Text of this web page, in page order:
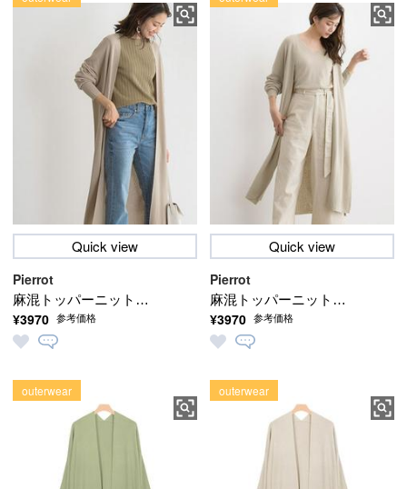
Quick view
麻混トッパーニットカ
ーディガン【2021春新
色】[72h限定
(3/8 9:59まで)【3月11日
頃より順次発送】
Pierrot
¥3970 参考価格
Quick view
麻混トッパーニットカ
ーディガン【2021春新
色】[72h限定
(3/8 9:59まで)【3月11日
頃より順次発送】
Pierrot
¥3970 参考価格
outerwear outerwear